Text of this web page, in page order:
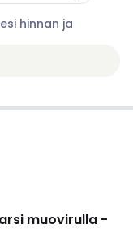
hinnan ja
muovirulla -